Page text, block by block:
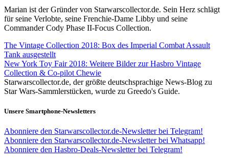
Marian ist der Gründer von Starwarscollector.de. Sein Herz schlägt
für seine Verlobte, seine Frenchie-Dame Libby und seine
Commander Cody Phase II-Focus Collection.
The Vintage Collection 2018: Box des Imperial Combat Assault
Tank ausgestellt
New York Toy Fair 2018: Weitere Bilder zur Hasbro Vintage
Collection & Co-pilot Chewie
Starwarscollector.de, der größte deutschsprachige News-Blog zu
Star Wars-Sammlerstücken, wurde zu Greedo's Guide.
Unsere Smartphone-Newsletters
Abonniere den Starwarscollector.de-Newsletter bei Telegram!
Abonniere den Starwarscollector.de-Newsletter bei Whatsapp!
Abonniere den Hasbro-Deals-Newsletter bei Telegram!